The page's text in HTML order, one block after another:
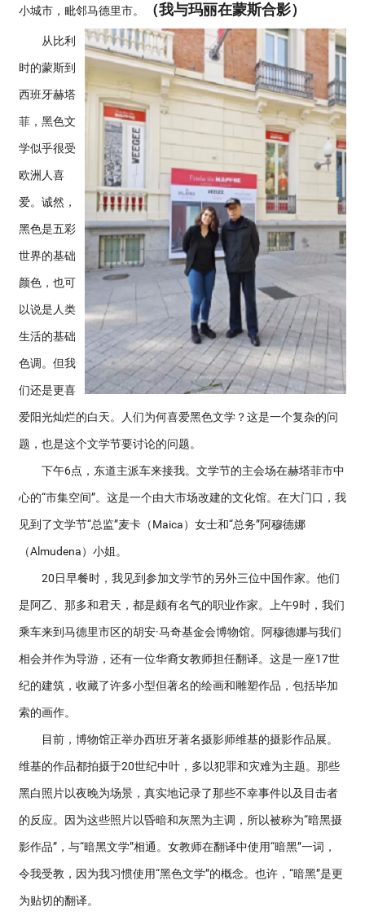
小城市，毗邻马德里市。 （我与玛丽在蒙斯合影）
从比利
时的蒙斯到
西班牙赫塔
菲，黑色文
学似乎很受
欧洲人喜
爱。诚然，
黑色是五彩
世界的基础
颜色，也可
以说是人类
生活的基础
色调。但我
们还是更喜
爱阳光灿烂的白天。人们为何喜爱黑色文学？这是一个复杂的问
题，也是这个文学节要讨论的问题。
下午6点，东道主派车来接我。文学节的主会场在赫塔菲市中
心的“市集空间”。这是一个由大市场改建的文化馆。在大门口，我
见到了文学节“总监”麦卡（Maica）女士和“总务”阿穆德娜
（Almudena）小姐。
20日早餐时，我见到参加文学节的另外三位中国作家。他们
是阿乙、那多和君天，都是颇有名气的职业作家。上午9时，我们
乘车来到马德里市区的胡安·马奇基金会博物馆。阿穆德娜与我们
相会并作为导游，还有一位华裔女教师担任翻译。这是一座17世
纪的建筑，收藏了许多小型但著名的绘画和雕塑作品，包括毕加
索的画作。
目前，博物馆正举办西班牙著名摄影师维基的摄影作品展。
维基的作品都拍摄于20世纪中叶，多以犯罪和灾难为主题。那些
黑白照片以夜晚为场景，真实地记录了那些不幸事件以及目击者
的反应。因为这些照片以昏暗和灰黑为主调，所以被称为“暗黑摄
影作品”，与“暗黑文学”相通。女教师在翻译中使用“暗黑”一词，
令我受教，因为我习惯使用“黑色文学”的概念。也许，“暗黑”是更
为贴切的翻译。